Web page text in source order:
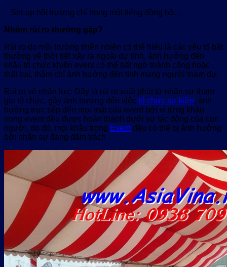
– Set-up hội trường chỉ trong một tiếng đồng hồ…
Nhóm rủi ro thường gặp?
Rủi ro do môi trường thiên nhiên có thể hiểu là các yếu tố bất
thường về thời tiết xảy ra ngoài dự tính, ảnh hưởng đến
khâu tổ chức khiến event có thể bất ngờ thành công hoặc
thất bại, thậm chí ảnh hưởng đến tính mạng người tham dự.
Rủi ro về nhân lực: Đây là rủi ro xuất phát từ nhân sự tham
gia tổ chức, gây ảnh hưởng đến việc tổ chức sự kiện, ảnh
hưởng trực tiếp đến mọi mặt của event bởi vì từng khâu
trong event đều được hoàn thành dưới sự tác động của con
người, do đó, mọi khâu trong Eventđều có thể bị ảnh hưởng
bởi nhân sự đang đảm trách .